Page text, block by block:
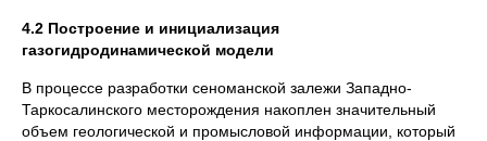
4.2 Построение и инициализация
газогидродинамической модели
В процессе разработки сеноманской залежи Западно-
Таркосалинского месторождения накоплен значительный
объем геологической и промысловой информации, который